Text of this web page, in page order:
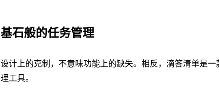
基石般的任务管理
设计上的克制，不意味功能上的缺失。相反，滴答清单是
理工具。